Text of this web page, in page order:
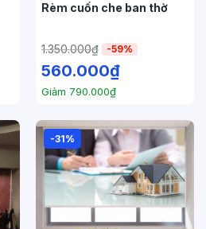
Rèm cuốn che ban thờ
1.350.000₫ -59%
560.000₫
Giảm 790.000₫
-31%